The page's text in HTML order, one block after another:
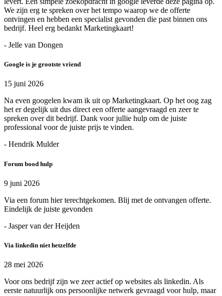
We zijn erg te spreken over het tempo waarop we de offerte
ontvingen en hebben een specialist gevonden die past binnen ons
bedrijf. Heel erg bedankt Marketingkaart!
- Jelle van Dongen
Google is je grootste vriend
15 juni 2026
Na even googelen kwam ik uit op Marketingkaart. Op het oog zag
het er degelijk uit dus direct een offerte aangevraagd en zeer te
spreken over dit bedrijf. Dank voor jullie hulp om de juiste
professional voor de juiste prijs te vinden.
- Hendrik Mulder
Forum bood hulp
9 juni 2026
Via een forum hier terechtgekomen. Blij met de ontvangen offerte.
Eindelijk de juiste gevonden
- Jasper van der Heijden
Via linkedin niet hetzelfde
28 mei 2026
Voor ons bedrijf zijn we zeer actief op websites als linkedin. Als
eerste natuurlijk ons persoonlijke netwerk gevraagd voor hulp, maar